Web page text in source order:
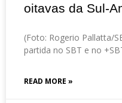
oitavas da Sul-
(Foto: Rogerio Pallatta/
partida no SBT e no
READ MORE »